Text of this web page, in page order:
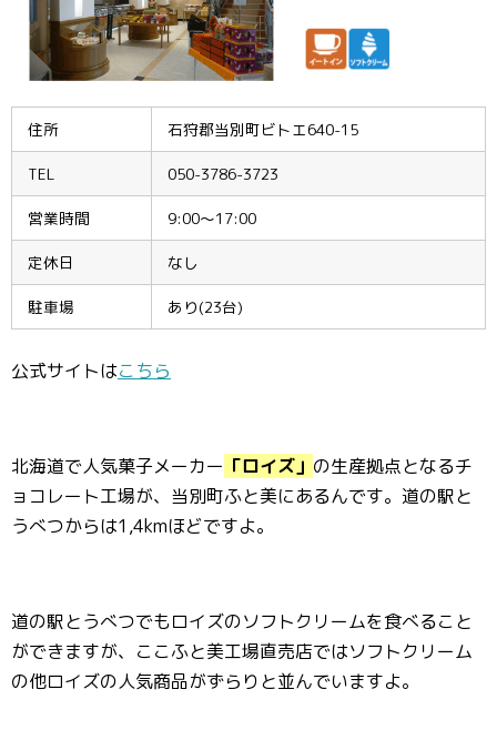
住所 石狩郡当別町ビトエ640-15
TEL 050-3786-3723
営業時間 9:00〜17:00
定休日 なし
駐車場 あり(23台)
公式サイトはこちら
北海道で人気菓子メーカー 「ロイズ」 の生産拠点となるチ
ョコレート工場が、当別町ふと美にあるんです。道の駅と
うべつからは1,4kmほどですよ。
道の駅とうべつでもロイズのソフトクリームを食べること
ができますが、ここふと美工場直売店ではソフトクリーム
の他ロイズの人気商品がずらりと並んでいますよ。